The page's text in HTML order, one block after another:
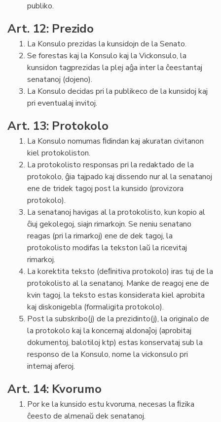
publiko.
Art. 12: Prezido
La Konsulo prezidas la kunsidojn de la Senato.
Se forestas kaj la Konsulo kaj la Vickonsulo, la
kunsidon tagprezidas la plej aĝa inter la ĉeestantaj
senatanoj (dojeno).
La Konsulo decidas pri la publikeco de la kunsidoj kaj
pri eventualaj invitoj.
Art. 13: Protokolo
La Konsulo nomumas ﬁdindan kaj akuratan civitanon
kiel protokoliston.
La protokolisto responsas pri la redaktado de la
protokolo, ĝia tajpado kaj dissendo nur al la senatanoj
ene de tridek tagoj post la kunsido (provizora
protokolo).
La senatanoj havigas al la protokolisto, kun kopio al
ĉiuj gekolegoj, siajn rimarkojn. Se neniu senatano
reagas (pri la rimarkoj) ene de dek tagoj, la
protokolisto modifas la tekston laŭ la ricevitaj
rimarkoj.
La korektita teksto (deﬁnitiva protokolo) iras tuj de la
protokolisto al la senatanoj. Manke de reagoj ene de
kvin tagoj, la teksto estas konsiderata kiel aprobita
kaj diskonigebla (formaligita protokolo).
Post la subskribo(j) de la prezidinto(j), la originalo de
la protokolo kaj la koncernaj aldonaĵoj (aprobitaj
dokumentoj, balotiloj ktp) estas konservataj sub la
responso de la Konsulo, nome la vickonsulo pri
internaj aferoj.
Art. 14: Kvorumo
Por ke la kunsido estu kvoruma, necesas la ﬁzika
ĉeesto de almenaŭ dek senatanoj.